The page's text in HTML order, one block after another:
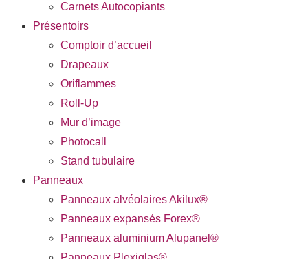
Carnets Autocopiants
Présentoirs
Comptoir d’accueil
Drapeaux
Oriflammes
Roll-Up
Mur d’image
Photocall
Stand tubulaire
Panneaux
Panneaux alvéolaires Akilux®
Panneaux expansés Forex®
Panneaux aluminium Alupanel®